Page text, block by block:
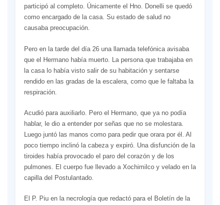
participó al completo. Únicamente el Hno. Donelli se quedó
como encargado de la casa. Su estado de salud no
causaba preocupación.
Pero en la tarde del día 26 una llamada telefónica avisaba
que el Hermano había muerto. La persona que trabajaba en
la casa lo había visto salir de su habitación y sentarse
rendido en las gradas de la escalera, como que le faltaba la
respiración.
Acudió para auxiliarlo. Pero el Hermano, que ya no podía
hablar, le dio a entender por señas que no se molestara.
Luego juntó las manos como para pedir que orara por él. Al
poco tiempo inclinó la cabeza y expiró. Una disfunción de la
tiroides había provocado el paro del corazón y de los
pulmones. El cuerpo fue llevado a Xochimilco y velado en la
capilla del Postulantado.
El P. Piu en la necrología que redactó para el Boletín de la